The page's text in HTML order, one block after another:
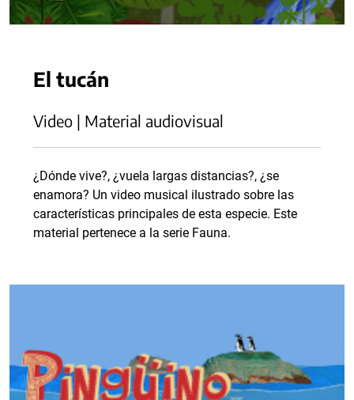
El tucán
Video | Material audiovisual
¿Dónde vive?, ¿vuela largas distancias?, ¿se
enamora? Un video musical ilustrado sobre las
características principales de esta especie. Este
material pertenece a la serie Fauna.